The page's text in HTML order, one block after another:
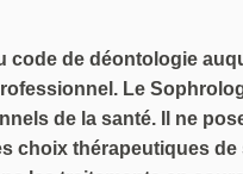
code de déontologie
Le
de la santé. Il ne
choix thérapeutiques